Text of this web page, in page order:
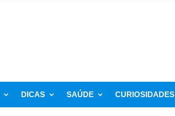
DICAS SAÚDE CURIOSIDADES